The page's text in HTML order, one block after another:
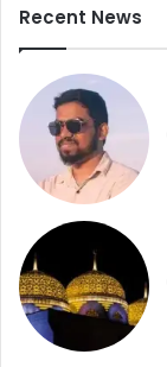
Recent News